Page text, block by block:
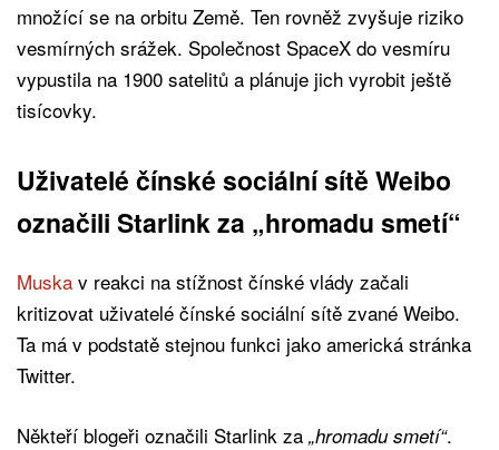
množící se na orbitu Země. Ten rovněž zvyšuje riziko
vesmírných srážek. Společnost SpaceX do vesmíru
vypustila na 1900 satelitů a plánuje jich vyrobit ještě
tisícovky.
Uživatelé čínské sociální sítě Weibo
označili Starlink za „hromadu smetí“
Muska v reakci na stížnost čínské vlády začali
kritizovat uživatelé čínské sociální sítě zvané Weibo.
Ta má v podstatě stejnou funkci jako americká stránka
Twitter.
Někteří blogeři označili Starlink za „hromadu smetí“.